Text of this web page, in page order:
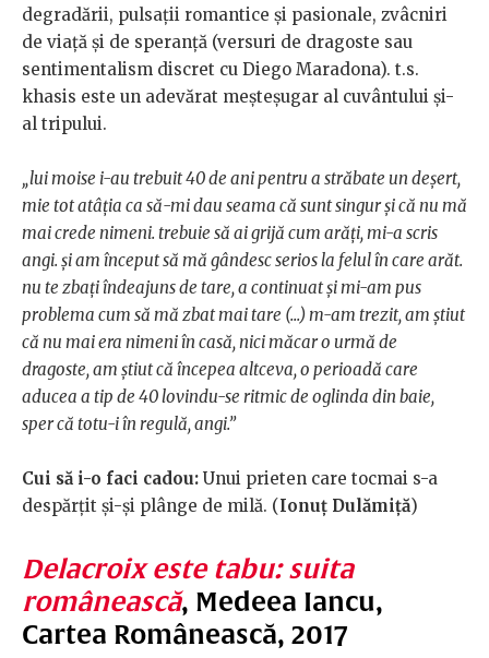
degradării, pulsaţii romantice şi pasionale, zvâcniri
de viaţă şi de speranţă (versuri de dragoste sau
sentimentalism discret cu Diego Maradona). t.s.
khasis este un adevărat meşteşugar al cuvântului şi-
al tripului.
„lui moise i-au trebuit 40 de ani pentru a străbate un deşert,
mie tot atâţia ca să-mi dau seama că sunt singur şi că nu mă
mai crede nimeni. trebuie să ai grijă cum arăţi, mi-a scris
angi. şi am început să mă gândesc serios la felul în care arăt.
nu te zbaţi îndeajuns de tare, a continuat şi mi-am pus
problema cum să mă zbat mai tare (...) m-am trezit, am ştiut
că nu mai era nimeni în casă, nici măcar o urmă de
dragoste, am ştiut că începea altceva, o perioadă care
aducea a tip de 40 lovindu-se ritmic de oglinda din baie,
sper că totu-i în regulă, angi.”
Cui să i-o faci cadou: Unui prieten care tocmai s-a
despărțit și-și plânge de milă. (Ionuț Dulămiță)
Delacroix este tabu: suita
românească, Medeea Iancu,
Cartea Românească, 2017